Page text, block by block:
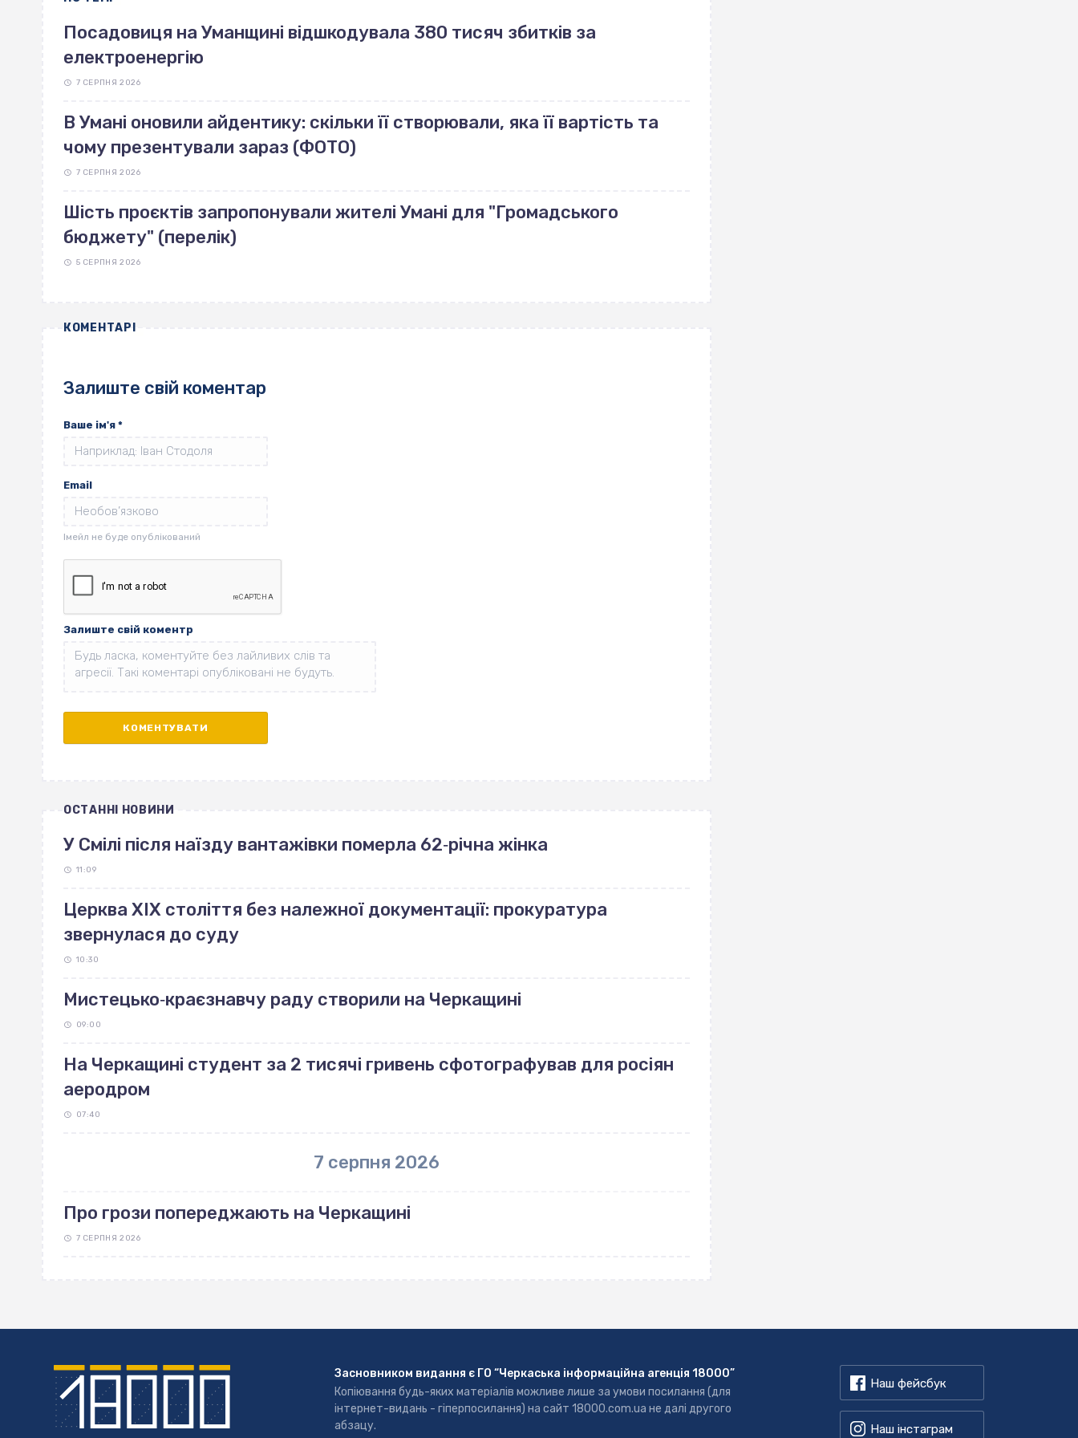
Посадовиця на Уманщині відшкодувала 380 тисяч збитків за
електроенергію
7 СЕРПНЯ 2026
В Умані оновили айдентику: скільки її створювали, яка її вартість та
чому презентували зараз (ФОТО)
7 СЕРПНЯ 2026
Шість проєктів запропонували жителі Умані для "Громадського
бюджету" (перелік)
5 СЕРПНЯ 2026
КОМЕНТАРІ
Залиште свій коментар
Ваше ім'я *
Email
Залиште свій коментр
ОСТАННІ НОВИНИ
У Смілі після наїзду вантажівки померла 62‐річна жінка
11:09
Церква ХІХ століття без належної документації: прокуратура
звернулася до суду
10:30
Мистецько‐краєзнавчу раду створили на Черкащині
09:00
На Черкащині студент за 2 тисячі гривень сфотографував для росіян
аеродром
07:40
7 серпня 2026
Про грози попереджають на Черкащині
7 СЕРПНЯ 2026
Засновником видання є ГО “Черкаська інформаційна агенція 18000”
Копіювання будь-яких матеріалів можливе лише за умови посилання (для
інтернет-видань - гіперпосилання) на сайт 18000.com.ua не далі другого
абзацу.
Наш фейсбук
Наш інстаграм